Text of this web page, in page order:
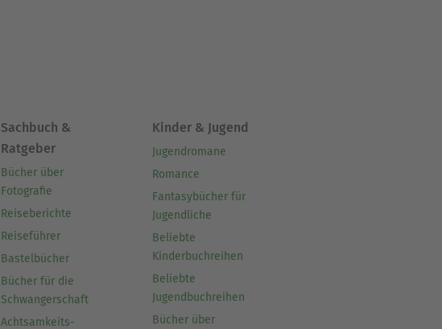
Sachbuch &
Ratgeber
Bücher über
Fotografie
Reiseberichte
Reiseführer
Bastelbücher
Bücher für die
Schwangerschaft
Achtsamkeits-
Kinder & Jugend
Jugendromane
Romance
Fantasybücher für
Jugendliche
Beliebte
Kinderbuchreihen
Beliebte
Jugendbuchreihen
Bücher über